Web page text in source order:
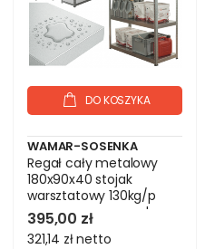
DO KOSZYKA
WAMAR-SOSENKA
Regał cały metalowy
180x90x40 stojak
warsztatowy 130kg/p
magazynowy ocynk
395,00 zł
321,14 złnetto